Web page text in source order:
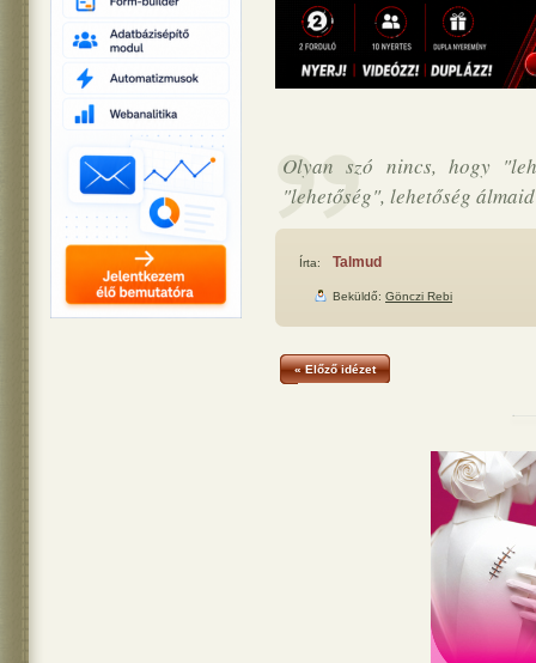
Olyan szó nincs, hogy
"lehetőség", lehetőség
Írta: Talmud
Beküldő: Gönczi Rebi
« Előző idézet